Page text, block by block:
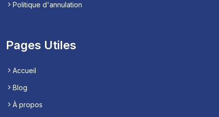
Politique d'annulation
Pages Utiles
Accueil
Blog
À propos